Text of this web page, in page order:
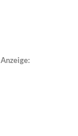
Anzeige: